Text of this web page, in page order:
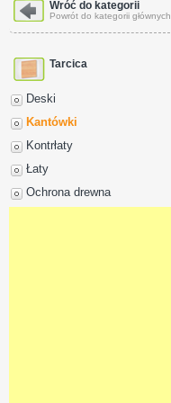
Wróć do kategorii
Powrót do kategorii głównych
Tarcica
Deski
Kantówki
Kontrłaty
Łaty
Ochrona drewna